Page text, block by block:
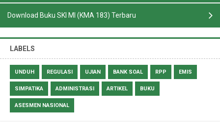
Download Buku SKI MI (KMA 183) Terbaru
LABELS
UNDUH REGULASI UJIAN BANK SOAL RPP EMIS
SIMPATIKA ADMINISTRASI ARTIKEL BUKU
ASESMEN NASIONAL